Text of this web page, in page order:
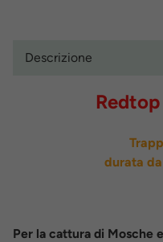
Descrizione
durata
Per la cattura di Mosche